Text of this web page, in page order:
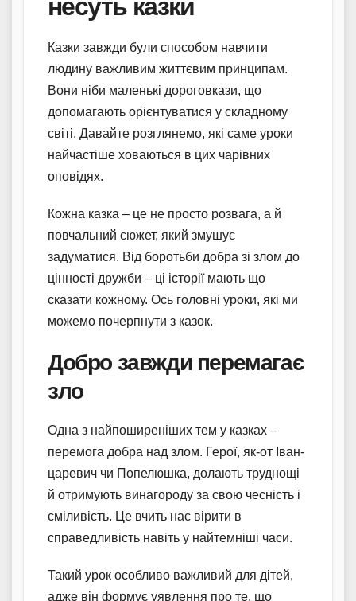
Казки завжди були способом навчити
людину важливим життєвим принципам.
Вони ніби маленькі дороговкази, що
допомагають орієнтуватися у складному
світі. Давайте розглянемо, які саме уроки
найчастіше ховаються в цих чарівних
оповідях.
Кожна казка – це не просто розвага, а й
повчальний сюжет, який змушує
задуматися. Від боротьби добра зі злом до
цінності дружби – ці історії мають що
сказати кожному. Ось головні уроки, які ми
можемо почерпнути з казок.
Добро завжди перемагає
зло
Одна з найпоширеніших тем у казках –
перемога добра над злом. Герої, як-от Іван-
царевич чи Попелюшка, долають труднощі
й отримують винагороду за свою чесність і
сміливість. Це вчить нас вірити в
справедливість навіть у найтемніші часи.
Такий урок особливо важливий для дітей,
адже він формує уявлення про те, що